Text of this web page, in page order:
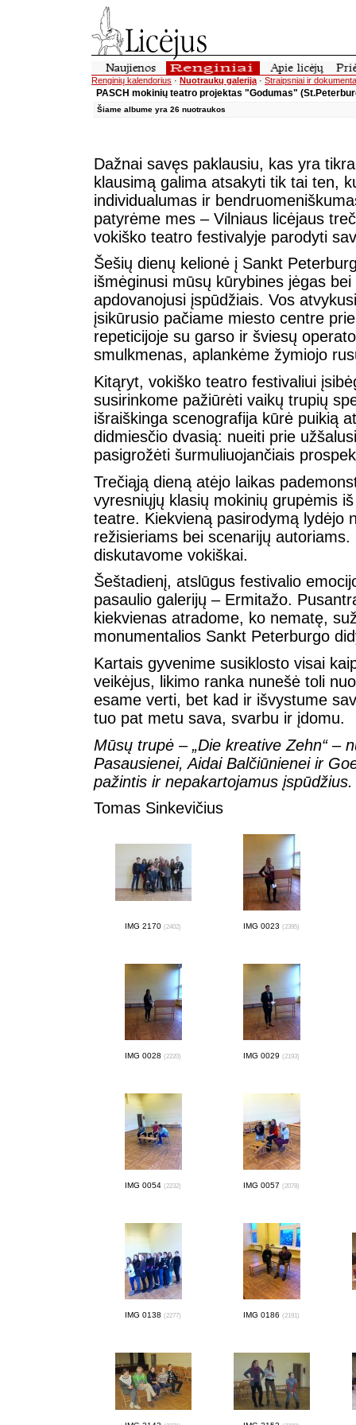
Renginių kalendorius · Nuotraukų galerija · Straipsniai ir
PASCH mokinių teatro projektas "Godumas"
Šiame albume yra 26 nuotraukos
Dažnai savęs paklausiu, kas yra
klausimą galima atsakyti tik tai ten,
individualumas ir
patyrėme mes – Vilniaus licėjaus
vokiško teatro festivalyje parodyti
Šešių dienų kelionė į Sankt
išmėginusi mūsų kūrybines jėgas
apdovanojusi įspūdžiais. Vos
įsikūrusio pačiame miesto centre
repeticijoje su garso ir šviesų
smulkmenas, aplankėme žymiojo
Kitąryt, vokiško teatro festivaliui
susirinkome pažiūrėti vaikų trupių
išraiškinga scenografija kūrė puikią
didmiesčio dvasią: nueiti prie
pasigrožėti šurmuliuojančiais
Trečiąją dieną atėjo laikas
vyresniųjų klasių mokinių grupėmis
teatre. Kiekvieną pasirodymą lydėjo
režisieriams bei scenarijų
diskutavome vokiškai.
Šeštadienį, atslūgus festivalio
pasaulio galerijų – Ermitažo.
kiekvienas atradome, ko nematę,
monumentalios Sankt Peterburgo
Kartais gyvenime susiklosto visai
veikėjus, likimo ranka nunešė toli
esame verti, bet kad ir išvystume
tuo pat metu sava, svarbu ir įdomu.
Mūsų trupė – „Die kreative Zehn“ –
Pasausienei, Aidai Balčiūnienei ir
pažintis ir nepakartojamus įspūdžius.
Tomas Sinkevičius
IMG 2170 (2402) IMG 0023 (2395)
IMG 0028 (2220) IMG 0029 (2193)
IMG 0054 (2232) IMG 0057 (2078)
IMG 0138 (2277) IMG 0186 (2191)